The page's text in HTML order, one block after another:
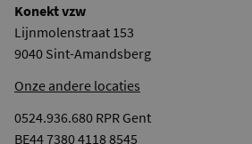
Konekt vzw
Lijnmolenstraat 153
9040 Sint-Amandsberg
Onze andere locaties
0524.936.680 RPR Gent
BE44 7380 4118 8545